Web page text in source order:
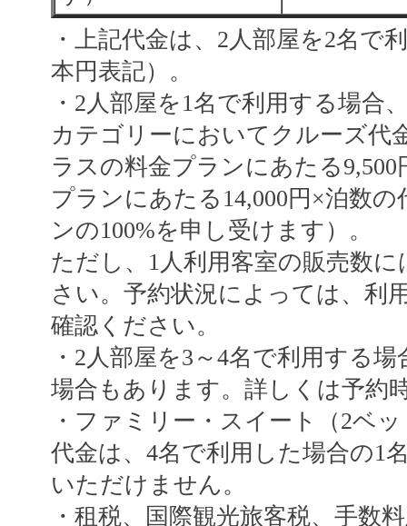
・上記代金は、2人部屋を2名で
本円表記）。
・2人部屋を1名で利用する場合
カテゴリーにおいてクルーズ代
ラスの料金プランにあたる
プランにあたる14,000円×泊数
ンの100%を申し受けます）。
ただし、1人利用客室の販売数
さい。予約状況によっては、利
確認ください。
・2人部屋を3～4名で利用する
場合もあります。詳しくは予約
・ファミリー・スイート（2ベ
代金は、4名で利用した場合の1
いただけません。
・租税、国際観光旅客税、手数